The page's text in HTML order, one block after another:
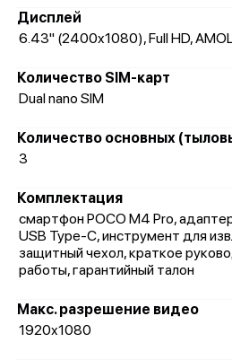
Дисплей
6.43" (2400x1080), Full HD,
Количество SIM-карт
Dual nano SIM
Количество основных
3
Комплектация
смартфон POCO M4 Pro,
USB Type-C, инструмент для
защитный чехол, краткое
работы, гарантийный талон
Макс. разрешение видео
1920x1080